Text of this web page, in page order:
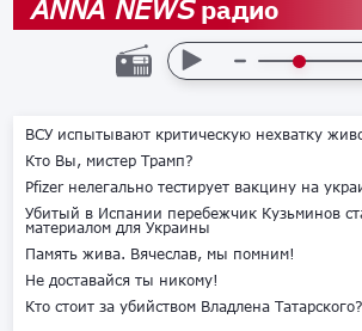
ANNA NEWSрадио
ВСУ испытывают критическую нехватку
Кто Вы, мистер Трамп?
Pfizer нелегально тестирует вакцину на
Убитый в Испании перебежчик Кузьминов
материалом для Украины
Память жива. Вячеслав, мы помним!
Не доставайся ты никому!
Кто стоит за убийством Владлена Татарского?